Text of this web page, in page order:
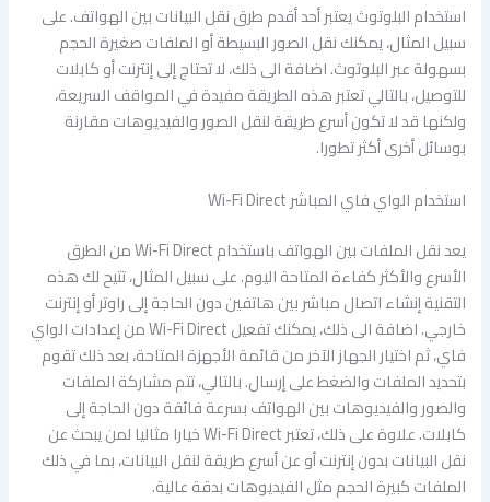
استخدام البلوتوث يعتبر أحد أقدم طرق نقل البيانات بين الهواتف. على
سبيل المثال، يمكنك نقل الصور البسيطة أو الملفات صغيرة الحجم
بسهولة عبر البلوتوث. اضافة الى ذلك، لا تحتاج إلى إنترنت أو كابلات
للتوصيل، بالتالي تعتبر هذه الطريقة مفيدة في المواقف السريعة،
ولكنها قد لا تكون أسرع طريقة لنقل الصور والفيديوهات مقارنة
بوسائل أخرى أكثر تطورا.
استخدام الواي فاي المباشر Wi-Fi Direct
يعد نقل الملفات بين الهواتف باستخدام Wi-Fi Direct من الطرق
الأسرع والأكثر كفاءة المتاحة اليوم. على سبيل المثال، تتيح لك هذه
التقنية إنشاء اتصال مباشر بين هاتفين دون الحاجة إلى راوتر أو إنترنت
خارجي. اضافة الى ذلك، يمكنك تفعيل Wi-Fi Direct من إعدادات الواي
فاي، ثم اختيار الجهاز الآخر من قائمة الأجهزة المتاحة، بعد ذلك تقوم
بتحديد الملفات والضغط على إرسال. بالتالي، تتم مشاركة الملفات
والصور والفيديوهات بين الهواتف بسرعة فائقة دون الحاجة إلى
كابلات. علاوة على ذلك، تعتبر Wi-Fi Direct خيارا مثاليا لمن يبحث عن
نقل البيانات بدون إنترنت أو عن أسرع طريقة لنقل البيانات، بما في ذلك
الملفات كبيرة الحجم مثل الفيديوهات بدقة عالية.